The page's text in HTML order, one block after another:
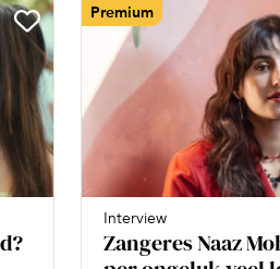
Premium
Interview
Zangeres Naaz